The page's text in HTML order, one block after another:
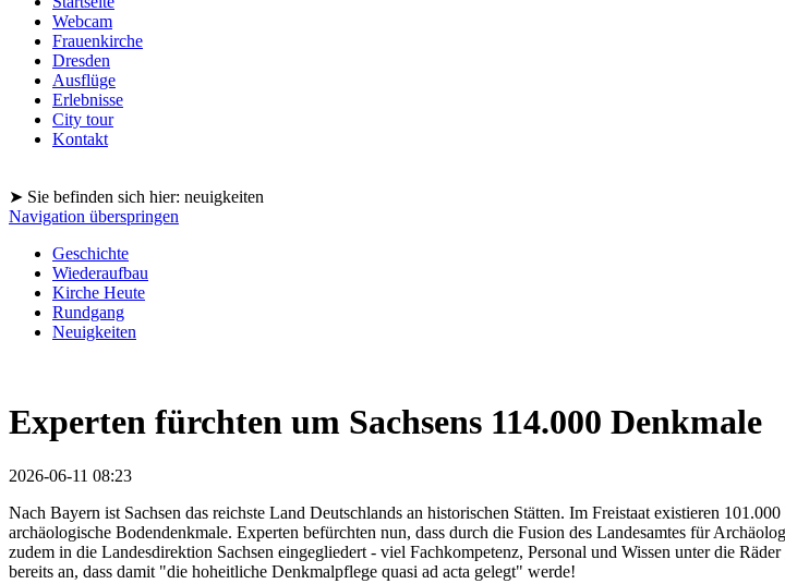
Webcam
Frauenkirche
Dresden
Ausflüge
Erlebnisse
City tour
Kontakt
➤ Sie befinden sich hier: neuigkeiten
Navigation überspringen
Geschichte
Wiederaufbau
Kirche Heute
Rundgang
Neuigkeiten
Experten fürchten um Sachsens 114.000 Denkmale
2026-06-11 08:23
Nach Bayern ist Sachsen das reichste Land Deutschlands an historischen Stätten. Im Freistaat existieren
archäologische Bodendenkmale. Experten befürchten nun, dass durch die Fusion des Landesamtes für
zudem in die Landesdirektion Sachsen eingegliedert - viel Fachkompetenz, Personal und Wissen unter die
bereits an, dass damit "die hoheitliche Denkmalpflege quasi ad acta gelegt" werde!